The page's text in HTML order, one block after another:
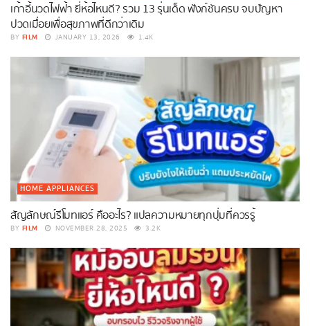
เก้าอี้นวดไฟฟ้า ยี่ห้อไหนดี? รวม 13 รุ่นเด็ด ฟังก์ชันครบ จบปัญหา
ปวดเมื่อยเพื่อสุขภาพที่ดีกว่าเดิม
BY FILM JANUARY 13, 2026 1.4K
HOME APPLIANCES
สัญลักษณ์รีโมทแอร์ คืออะไร? แปลความหมายทุกปุ่มที่ควรรู้
BY FILM NOVEMBER 28, 2025 3.2K